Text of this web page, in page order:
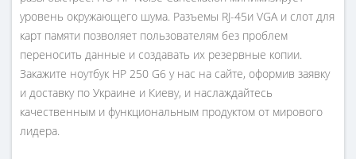
уровень окружающего шума. Разъемы RJ-45и VGA и слот для
карт памяти позволяет пользователям без проблем
переносить данные и создавать их резервные копии.
Закажите ноутбук HP 250 G6 у нас на сайте, оформив заявку
и доставку по Украине и Киеву, и наслаждайтесь
качественным и функциональным продуктом от мирового
лидера.